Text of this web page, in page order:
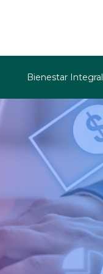
Bienestar Integral